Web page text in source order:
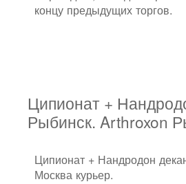
концу предыдущих торгов.
Ципионат +
Рыбинск. Arthroxon
Ципионат + Нандродон
Москва курьер.